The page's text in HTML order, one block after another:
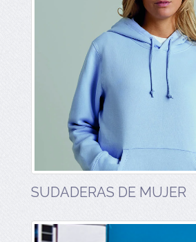
SUDADERAS DE MUJER